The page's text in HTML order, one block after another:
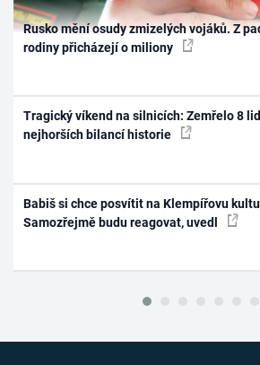
Rusko mění osudy zmizelých vojáků. Z
rodiny přicházejí o miliony
Tragický víkend na silnicích: Zemřelo 8
nejhorších bilancí historie
Babiš si chce posvítit na Klempířovu
Samozřejmě budu reagovat, uvedl